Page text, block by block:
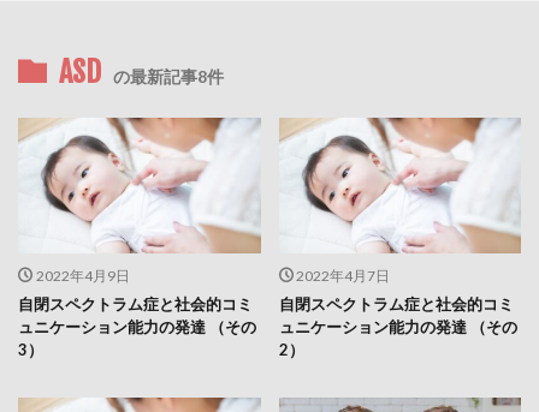
ASD の最新記事8件
2022年4月9日
自閉スペクトラム症と社会的コミ
ュニケーション能力の発達 （その
3）
2022年4月7日
自閉スペクトラム症と社会的コミ
ュニケーション能力の発達 （その
2）